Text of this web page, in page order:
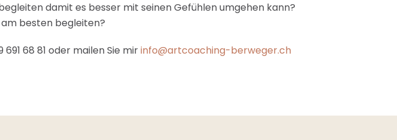
damit es besser mit seinen Gefühlen umgehen kann?
besten begleiten?
68 81 oder mailen Sie mirinfo@artcoaching-berweger.ch